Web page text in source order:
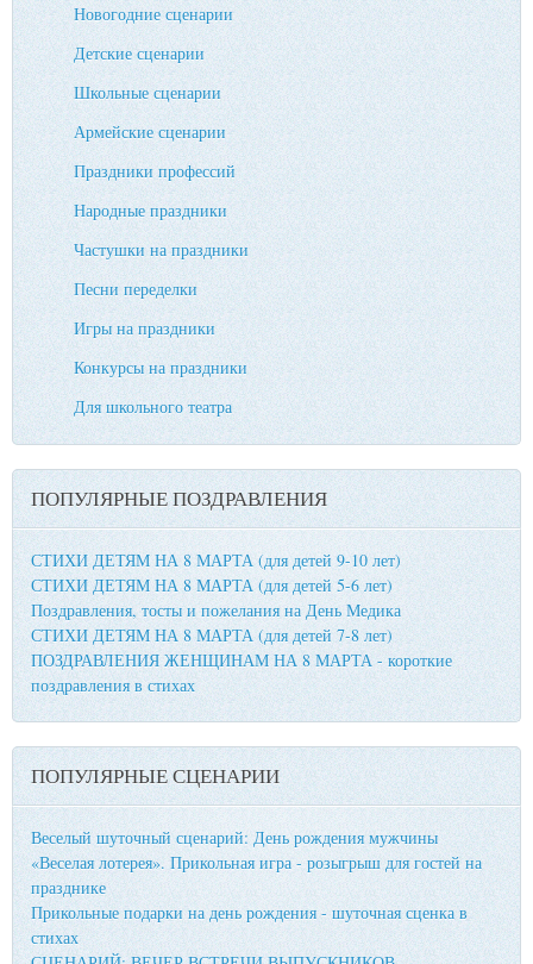
Новогодние сценарии
Детские сценарии
Школьные сценарии
Армейские сценарии
Праздники профессий
Народные праздники
Частушки на праздники
Песни переделки
Игры на праздники
Конкурсы на праздники
Для школьного театра
ПОПУЛЯРНЫЕ ПОЗДРАВЛЕНИЯ
СТИХИ ДЕТЯМ НА 8 МАРТА (для детей 9-10 лет)
СТИХИ ДЕТЯМ НА 8 МАРТА (для детей 5-6 лет)
Поздравления, тосты и пожелания на День Медика
СТИХИ ДЕТЯМ НА 8 МАРТА (для детей 7-8 лет)
ПОЗДРАВЛЕНИЯ ЖЕНЩИНАМ НА 8 МАРТА - короткие
поздравления в стихах
ПОПУЛЯРНЫЕ СЦЕНАРИИ
Веселый шуточный сценарий: День рождения мужчины
«Веселая лотерея». Прикольная игра - розыгрыш для гостей на
празднике
Прикольные подарки на день рождения - шуточная сценка в
стихах